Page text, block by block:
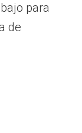
para
de